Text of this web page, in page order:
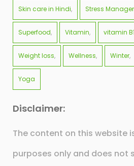
Skin care in Hindi Stress
Superfood Vitamin vitamin
Weight loss Wellness Winter
Yoga
Disclaimer:
The content on this website
purposes only and does not